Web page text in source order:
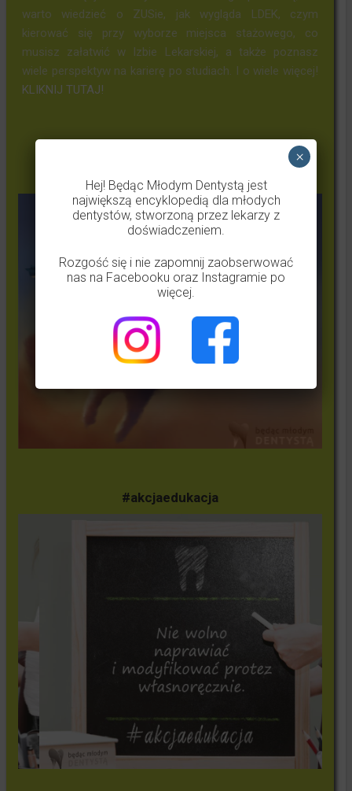
warto wiedzieć o ZUSie, jak wygląda LDEK, czym
kierować się przy wyborze miejsca stażowego, co
musisz załatwić w Izbie Lekarskiej, a także poznasz
wiele perspektyw na karierę po studiach. I o wiele więcej!
KLIKNIJ TUTAJ!
Obalamy mity stomatologiczne
#akcjaedukacja
Hej! Będąc Młodym Dentystą jest
największą encyklopedią dla młodych
dentystów, stworzoną przez lekarzy z
doświadczeniem.
Rozgość się i nie zapomnij zaobserwować
nas na Facebooku oraz Instagramie po
więcej.
×